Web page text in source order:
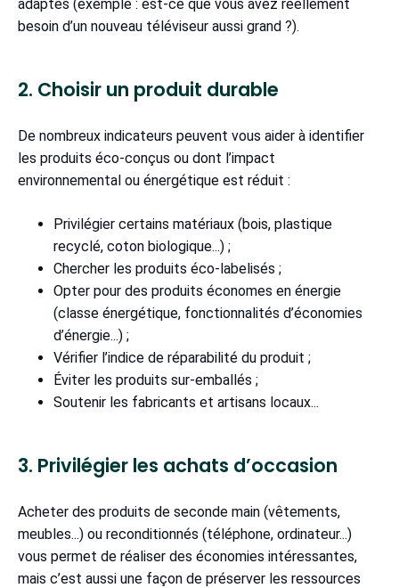
adaptés (exemple : est-ce que vous avez réellement
besoin d’un nouveau téléviseur aussi grand ?).
2. Choisir un produit durable
De nombreux indicateurs peuvent vous aider à identifier
les produits éco-conçus ou dont l’impact
environnemental ou énergétique est réduit :
Privilégier certains matériaux (bois, plastique
recyclé, coton biologique...) ;
Chercher les produits éco-labelisés ;
Opter pour des produits économes en énergie
(classe énergétique, fonctionnalités d’économies
d’énergie...) ;
Vérifier l’indice de réparabilité du produit ;
Éviter les produits sur-emballés ;
Soutenir les fabricants et artisans locaux...
3. Privilégier les achats d’occasion
Acheter des produits de seconde main (vêtements,
meubles...) ou reconditionnés (téléphone, ordinateur...)
vous permet de réaliser des économies intéressantes,
mais c’est aussi une façon de préserver les ressources